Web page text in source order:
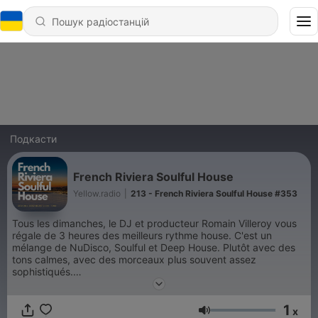
Подкасти
French Riviera Soulful House
Yellow.radio 213 - French Riviera Soulful House #353
Tous les dimanches, le DJ et producteur Romain Villeroy vous
régale de 3 heures des meilleurs rythme house. C'est un
mélange de NuDisco, Soulful et Deep House. Plutôt avec des
tons calmes, avec des morceaux plus souvent assez
sophistiqués.
Son émission de renommée mondiale "French Riviera Soulful
livrer au rythme des 124 BPM.
1 x